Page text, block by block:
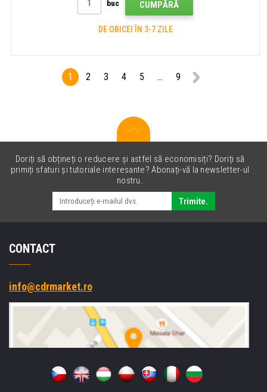
buc CUMPĂRĂ
DE OBICEI ÎN 3-7 ZILE
1 2 3 4 5 ... 9
Doriți să obțineți o reducere și astfel să economisiți? Doriți să
primiți sfaturi și tutoriale interesante? Abonați-vă la newsletter-ul
nostru.
Trimite.
CONTACT
info@cdrmarket.ro